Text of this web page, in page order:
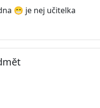
😁 je nej učitelka